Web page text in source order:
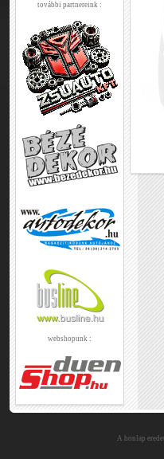
további partnereink :
webshopunk :
A honlap